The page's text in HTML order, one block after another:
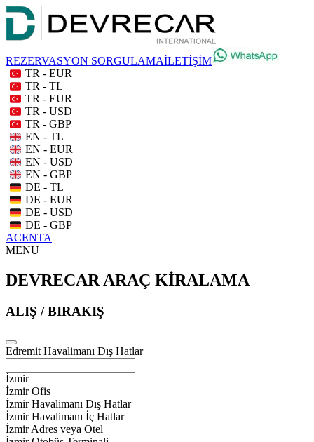
REZERVASYON SORGULAMAİLETİŞİM
TR - EUR
TR - TL
TR - EUR
TR - USD
TR - GBP
EN - TL
EN - EUR
EN - USD
EN - GBP
DE - TL
DE - EUR
DE - USD
DE - GBP
ACENTA
MENU
DEVRECAR ARAÇ KİRALAMA
ALIŞ / BIRAKIŞ
Edremit Havalimanı Dış Hatlar
İzmir
İzmir Ofis
İzmir Havalimanı Dış Hatlar
İzmir Havalimanı İç Hatlar
İzmir Adres veya Otel